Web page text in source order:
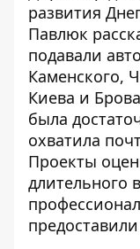
развития
Павлюк
подавали
Каменского,
Киева и
была
охватила
Проекты
длительного